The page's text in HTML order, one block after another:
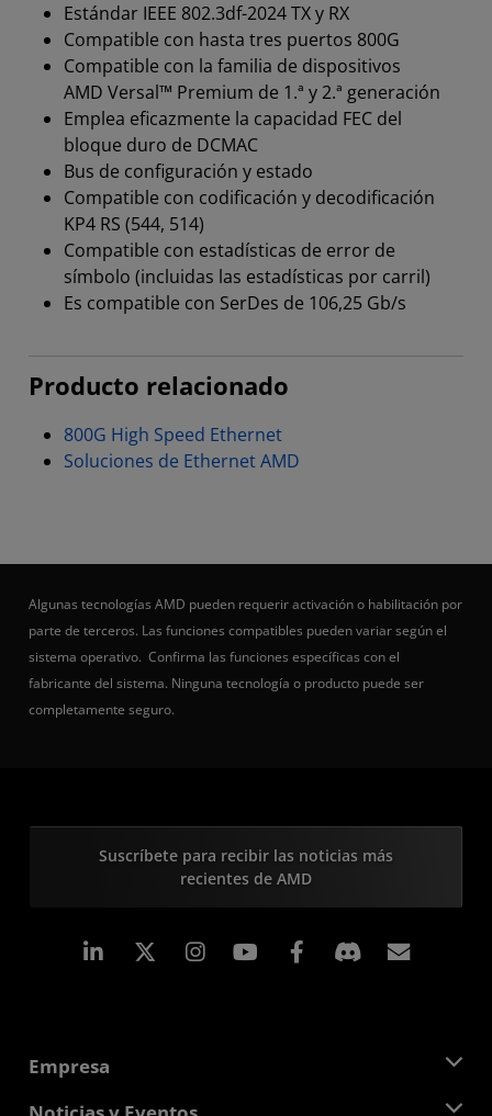
Estándar IEEE 802.3df-2024 TX y RX
Compatible con hasta tres puertos 800G
Compatible con la familia de dispositivos
AMD Versal™ Premium de 1.ª y 2.ª generación
Emplea eficazmente la capacidad FEC del
bloque duro de DCMAC
Bus de configuración y estado
Compatible con codificación y decodificación
KP4 RS (544, 514)
Compatible con estadísticas de error de
símbolo (incluidas las estadísticas por carril)
Es compatible con SerDes de 106,25 Gb/s
Producto relacionado
800G High Speed Ethernet
Soluciones de Ethernet AMD
Algunas tecnologías AMD pueden requerir activación o habilitación por
parte de terceros. Las funciones compatibles pueden variar según el
sistema operativo. Confirma las funciones específicas con el
fabricante del sistema. Ninguna tecnología o producto puede ser
completamente seguro.
Suscríbete para recibir las noticias más
recientes de AMD
LinkedIn Instagram Facebook
Empresa
Acerca de AMD